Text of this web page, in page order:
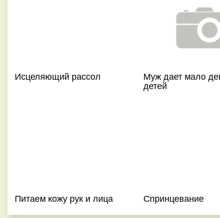
Исцеляющий рассол Муж дает мало
детей
Питаем кожу рук и лица Спринцевание